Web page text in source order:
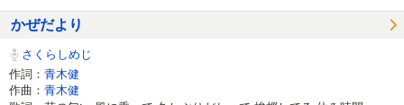
かぜだより
さくらしめじ
作詞： 青木健
作曲： 青木健